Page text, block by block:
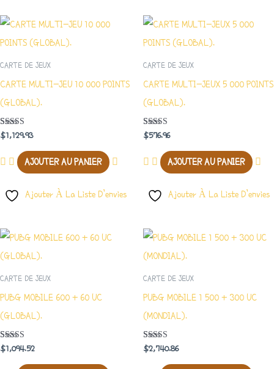
CARTE DE JEUX
CARTE MULTI-JEU 10 000 POINTS
(GLOBAL).
Note
4.00
$1,129.93
AJOUTER AU PANIER
Ajouter À La Liste D’envies
CARTE DE JEUX
CARTE MULTI-JEUX 5 000 POINTS
(GLOBAL).
Note
3.50
$576.96
AJOUTER AU PANIER
Ajouter À La Liste D’envies
CARTE DE JEUX
PUBG MOBILE 600 + 60 UC
(GLOBAL).
Note
5.00
$1,094.52
CARTE DE JEUX
PUBG MOBILE 1 500 + 300 UC
(MONDIAL).
Note
5.00
$2,740.86